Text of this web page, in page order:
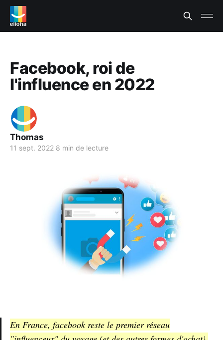
Facebook, roi de
l'influence en 2022
Thomas
11 sept. 2022 8 min de lecture
En France, facebook reste le premier réseau